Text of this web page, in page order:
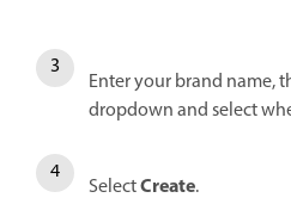
Enter your brand name,
dropdown and select
SelectCreate.